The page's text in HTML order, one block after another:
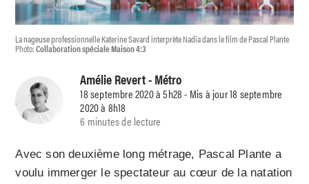
La nageuse professionnelle Katerine Savard interprète Nadia dans le film de Pascal Plante
Photo:Collaboration spéciale Maison 4:3
Amélie Revert- Métro
18 septembre 2020 à 5h28 - Mis à jour 18 septembre
2020 à 8h18
6 minutes de lecture
Avec son deuxième long métrage, Pascal Plante a
voulu immerger le spectateur au cœur de la natation